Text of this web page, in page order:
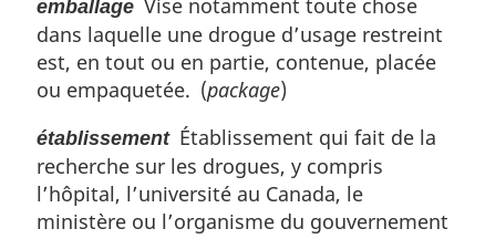
emballage
dans laquelle une drogue d’usage restreint
est, en tout ou en partie, contenue, placée
ou empaquetée. (package)
établissementÉtablissement qui fait de la
recherche sur les drogues, y compris
l’hôpital, l’université au Canada, le
ministère ou l’organisme du gouvernement